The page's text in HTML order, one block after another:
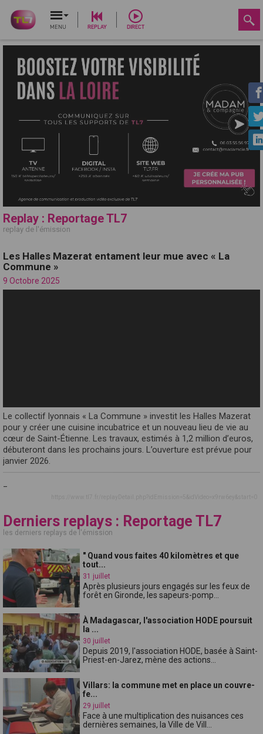
MENU REPLAY DIRECT
Replay : Reportage TL7
replay de l'émission
Les Halles Mazerat entament leur mue avec « La
Commune »
9 Octobre 2025
Le collectif lyonnais « La Commune » investit les Halles Mazerat
pour y créer une cuisine incubatrice et un nouveau lieu de vie au
cœur de Saint-Étienne. Les travaux, estimés à 1,2 million d’euros,
débuteront dans les prochains jours. L’ouverture est prévue pour
janvier 2026.
Derniers replays : Reportage TL7
les derniers replays de l'émission
" Quand vous faites 40 kilomètres et que
tout...
31 juillet
Après plusieurs jours engagés sur les feux de
forêt en Gironde, les sapeurs-pomp...
À Madagascar, l'association HODE poursuit
la ...
30 juillet
Depuis 2019, l'association HODE, basée à Saint-
Priest-en-Jarez, mène des actions...
Villars: la commune met en place un couvre-
fe...
29 juillet
Face à une multiplication des nuisances ces
dernières semaines, la Ville de Vill...